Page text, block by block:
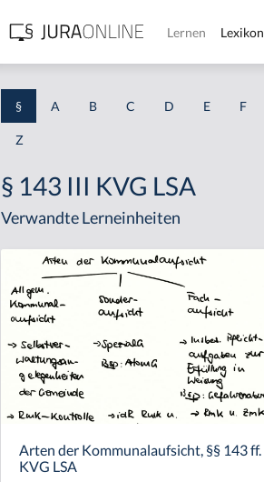
Lernen Lexikon
§ A B C D E F
Z
§ 143 III KVG LSA
Verwandte Lerneinheiten
Arten der Kommunalaufsicht, §§ 143 ff.
KVG LSA